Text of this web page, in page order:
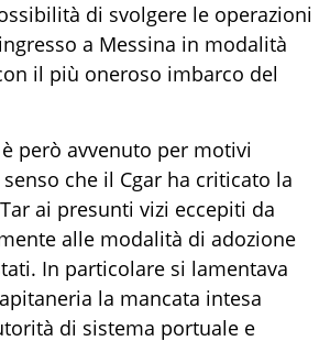
di svolgere le operazioni
a Messina in modalità
il più oneroso imbarco del
però avvenuto per motivi
che il Cgar ha criticato la
ai presunti vizi eccepiti da
alle modalità di adozione
In particolare si lamentava
la mancata intesa
di sistema portuale e